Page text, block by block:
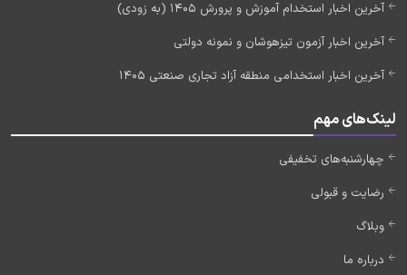
آخرین اخبار استخدام آموزش و پرورش 1405 (به زودی)
آخرین اخبار آزمون تیزهوشان و نمونه دولتی
آخرین اخبار استخدامی منطقه آزاد تجاری صنعتی 1405
لینک‌های مهم
چهارشنبه‌های تخفیفی
رضایت و قبولی
وبلاگ
درباره ما